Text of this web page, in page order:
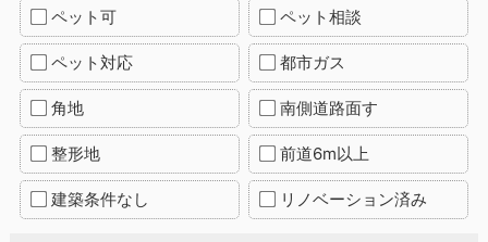
ペット可 ペット相談
ペット対応 都市ガス
角地 南側道路面す
整形地 前道6m以上
建築条件なし リノベーション済み